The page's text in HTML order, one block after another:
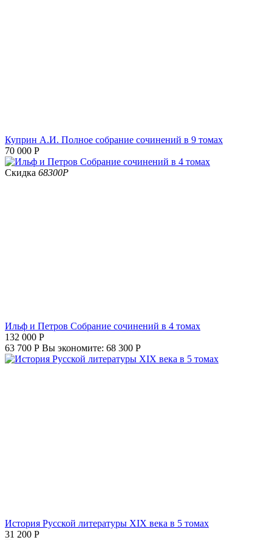
Куприн А.И. Полное собрание сочинений в 9 томах
70 000 Р
Скидка 68300Р
Ильф и Петров Собрание сочинений в 4 томах
132 000 Р
63 700 Р Вы экономите: 68 300 Р
История Русской литературы XIX века в 5 томах
31 200 Р